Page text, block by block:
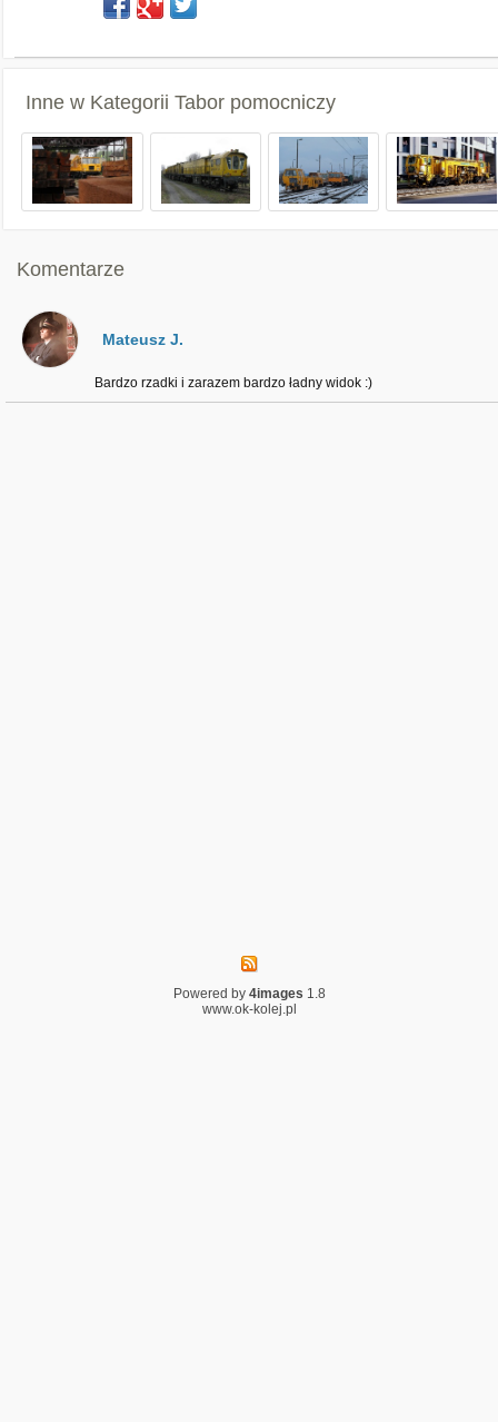
Inne w Kategorii Tabor pomocniczy
Komentarze
Mateusz J.
Bardzo rzadki i zarazem bardzo ładny widok :)
Powered by 4images 1.8
www.ok-kolej.pl